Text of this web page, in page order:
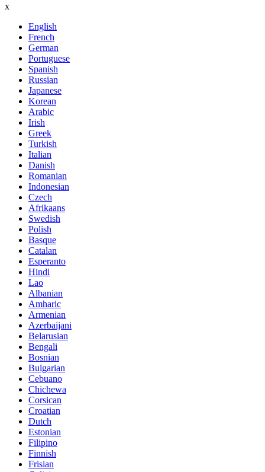
x
English
French
German
Portuguese
Spanish
Russian
Japanese
Korean
Arabic
Irish
Greek
Turkish
Italian
Danish
Romanian
Indonesian
Czech
Afrikaans
Swedish
Polish
Basque
Catalan
Esperanto
Hindi
Lao
Albanian
Amharic
Armenian
Azerbaijani
Belarusian
Bengali
Bosnian
Bulgarian
Cebuano
Chichewa
Corsican
Croatian
Dutch
Estonian
Filipino
Finnish
Frisian